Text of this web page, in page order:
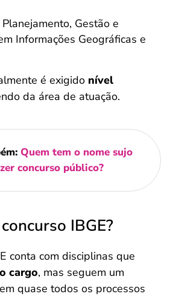
Gestão e
Informações Geográficas e
é exigido nível
da área de atuação.
Quem tem o nome sujo
concurso público?
IBGE?
conta com disciplinas que
cargo, mas seguem um
quase todos os processos